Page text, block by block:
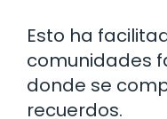
Esto ha
comunidades
donde se
recuerdos.